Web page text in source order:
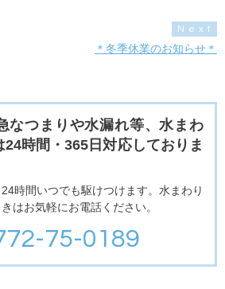
Next
＊冬季休業のお知らせ＊
なつまりや水漏れ等、水まわ
24時間・365日対応しておりま
時間いつでも駆けつけます。水まわり
はお気軽にお電話ください。
75-0189